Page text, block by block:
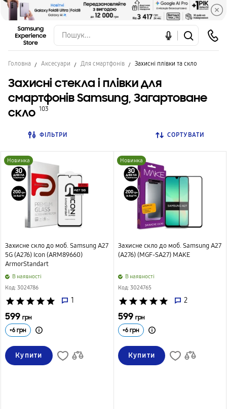
Головна Аксесуари Для смартфонів Захисні плівки та скло
Захисні стекла і плівки для
смартфонів Samsung, Загартоване
скло 103
ФІЛЬТРИ СОРТУВАТИ
Новинка
Захисне скло до моб. Samsung A27
5G (A276) Icon (ARM89660)
ArmorStandart
B наявності
Код: 3024786
star star star star star 1
599 грн
+6 грн
Купити
Новинка
Захисне скло до моб. Samsung A27
(A276) (MGF-SA27) MAKE
B наявності
Код: 3024765
star star star star star 2
599 грн
+6грн
Купити